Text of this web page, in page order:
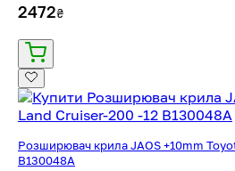
2472₴
Розширювач крила JAOS +10mm
B130048A